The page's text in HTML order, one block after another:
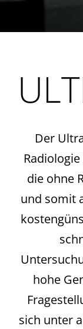
Der
die ohne
und somit
hohe
sich unter